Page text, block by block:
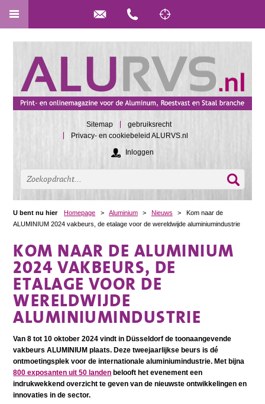
Sitemap
gebruiksrecht
Privacy- en cookiebeleid ALURVS.nl
Inloggen
U bent nu hier Homepage > Aluminium > Nieuws >
Kom naar de
ALUMINIUM 2024 vakbeurs, de etalage voor de wereldwijde aluminiumindustrie
KOM NAAR DE ALUMINIUM
2024 VAKBEURS, DE
ETALAGE VOOR DE
WERELDWIJDE
ALUMINIUMINDUSTRIE
Van 8 tot 10 oktober 2024 vindt in Düsseldorf de toonaangevende
vakbeurs ALUMINIUM plaats. Deze tweejaarlijkse beurs is dé
ontmoetingsplek voor de internationale aluminiumindustrie. Met bijna
800 exposanten uit 50 landen belooft het evenement een
indrukwekkend overzicht te geven van de nieuwste ontwikkelingen en
innovaties in de sector.